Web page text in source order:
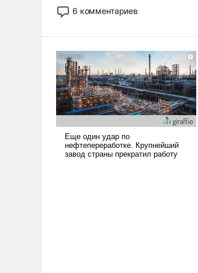
небольшая война с Ираном
опустошила американские
уязвимости США, например, перед
Китаем.
6 комментариев